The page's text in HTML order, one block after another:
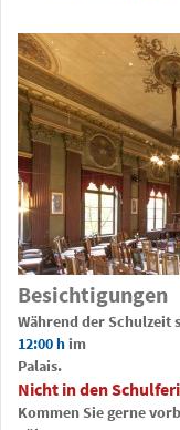
Besichtigungen
Während der Schulzeit
12:00 h im
Palais.
Nicht in den
Kommen Sie gerne